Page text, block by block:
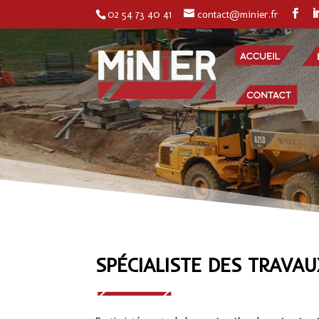
02 54 73 40 41 contact@minier.fr
SPÉCIALISTE DES